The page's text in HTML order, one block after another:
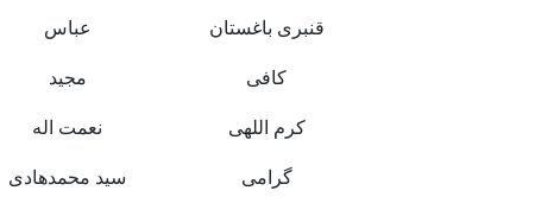
قنبری باغستان عباس
کافی مجید
کرم اللهی نعمت اله
گرامی سید محمدهادی